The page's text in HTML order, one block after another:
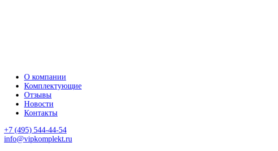
О компании
Комплектующие
Отзывы
Новости
Контакты
+7 (495) 544-44-54
info@vipkomplekt.ru